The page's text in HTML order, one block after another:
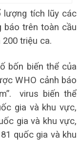
lượng tích lũy các
trên toàn cầu
triệu ca.
bốn biến thể của
WHO cảnh báo
virus biến thể
gia và khu vực,
gia và khu vực,
quốc gia và khu